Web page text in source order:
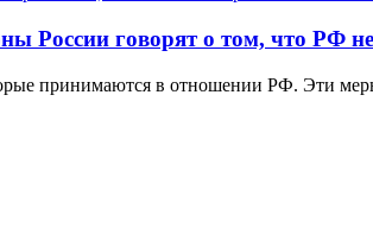
России говорят о том, что РФ
принимаются в отношении РФ. Эти